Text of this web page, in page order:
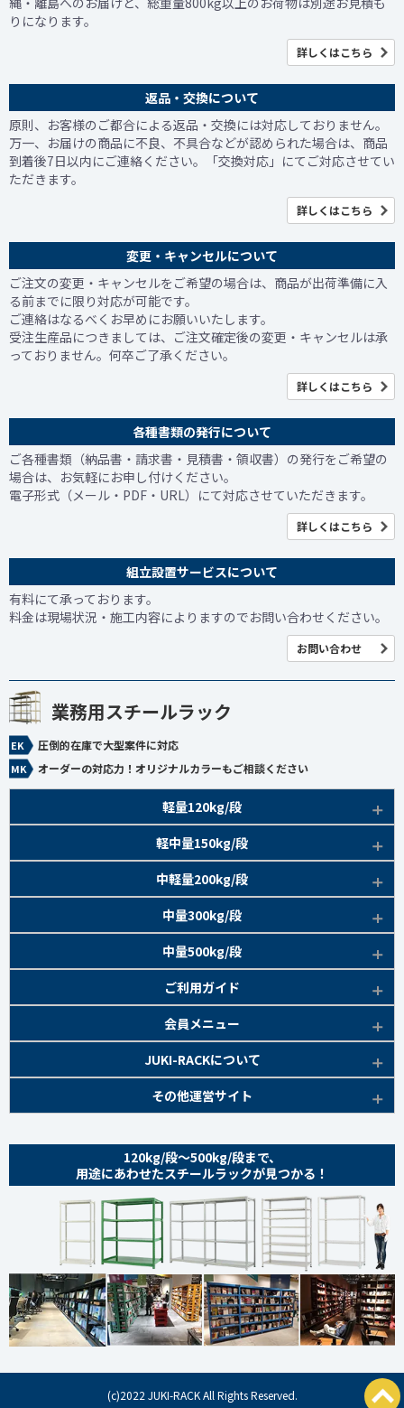
りになります。
詳しくはこちら
返品・交換について
原則、お客様のご都合による返品・交換には対応しておりません。
万一、お届けの商品に不良、不具合などが認められた場合は、商品
到着後7日以内にご連絡ください。「交換対応」にてご対応させてい
ただきます。
詳しくはこちら
変更・キャンセルについて
ご注文の変更・キャンセルをご希望の場合は、商品が出荷準備に入
る前までに限り対応が可能です。
ご連絡はなるべくお早めにお願いいたします。
受注生産品につきましては、ご注文確定後の変更・キャンセルは承
っておりません。何卒ご了承ください。
詳しくはこちら
各種書類の発行について
ご各種書類（納品書・請求書・見積書・領収書）の発行をご希望の
場合は、お気軽にお申し付けください。
電子形式（メール・PDF・URL）にて対応させていただきます。
詳しくはこちら
組立設置サービスについて
有料にて承っております。
料金は現場状況・施工内容によりますのでお問い合わせください。
お問い合わせ
業務用スチールラック
圧倒的在庫で大型案件に対応
オーダーの対応力！オリジナルカラーもご相談ください
軽量120kg/段
アイボリー、グレー
EK120kg/段アングルボルト 特長
EK120kg/段アングルセミボルト 特長
新セミボルト 特長
組み立て方
オプション部材
追加棚板セット
スチールパネル
スチールパネル 組み立て方
耐震用金具・その他
アングルキャスター
アングルキャスター 取り付け方
軽中量150kg/段
軽中量150kg/段 商品一覧
部材仕様図
金網 ※準備中
スチールパネル ※準備中
耐震用金具・その他
coming soon
オプション部材
coming soon
中軽量200kg/段
EK200kg/段 商品一覧
部材仕様図
スチールパネル
耐震用金具・その他
ベースキャスター
商品本体/ライトアイボリー
MK200kg/段 特長
MK200kg/段 商品一覧
棚間有効寸法図
中量300kg/段
アイボリー・グリーン
EK300kg/段 商品一覧
部材仕様図
金網
スチールパネル
耐震用金具・その他
ベースキャスター
商品本体/ライトアイボリー
MK300kg/段 特長
MK300kg/段 商品一覧
中量500kg/段
アイボリー・グリーン
EK500kg/段 商品一覧
部材仕様図
オプション部材
追加棚板セット
スチールパネル
耐震用金具・その他
ベースキャスター
商品本体 /ライトアイボリー
ご利用ガイド
検索システムの使い方
ご利用ガイド
各種書類発行
会員メニュー
お気に入り一覧
マイページ
JUKI-RACKについて
サイトマップ
お問い合わせ
プライバシーポリシー
特定商取引法に基づく表記
その他運営サイト
120kg/段～500kg/段まで、
用途にあわせたスチールラックが見つかる！
(c)2022 JUKI-RACK All Rights Reserved.